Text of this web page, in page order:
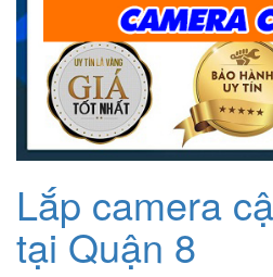
Lắp camera
tại Quận 8